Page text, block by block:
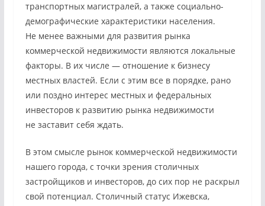
транспортных магистралей, а также социально-
демографические характеристики населения.
Не менее важными для развития рынка
коммерческой недвижимости являются локальные
факторы. В их числе — отношение к бизнесу
местных властей. Если с этим все в порядке, рано
или поздно интерес местных и федеральных
инвесторов к развитию рынка недвижимости
не заставит себя ждать.
В этом смысле рынок коммерческой недвижимости
нашего города, с точки зрения столичных
застройщиков и инвесторов, до сих пор не раскрыл
свой потенциал. Столичный статус Ижевска,